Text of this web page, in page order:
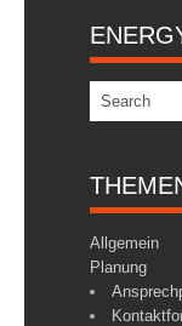
Allgemein
Planung